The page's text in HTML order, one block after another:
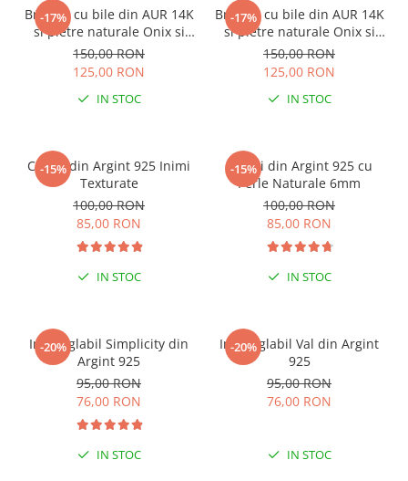
-17%
Bratara cu bile din AUR 14K
si pietre naturale Onix si
Ochi de Tigru
150,00 RON
125,00 RON
IN STOC
-17%
Bratara cu bile din AUR 14K
si pietre naturale Onix si
Agat Indian
150,00 RON
125,00 RON
IN STOC
-15%
Cercei din Argint 925 Inimi
Texturate
100,00 RON
85,00 RON
IN STOC
-15%
Cercei din Argint 925 cu
Perle Naturale 6mm
100,00 RON
85,00 RON
IN STOC
-20%
Inel reglabil Simplicity din
Argint 925
95,00 RON
76,00 RON
IN STOC
-20%
Inel reglabil Val din Argint
925
95,00 RON
76,00 RON
IN STOC